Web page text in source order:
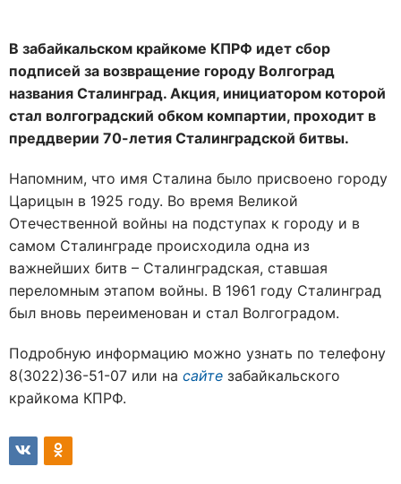
В забайкальском крайкоме КПРФ идет сбор
подписей за возвращение городу Волгоград
названия Сталинград. Акция, инициатором которой
стал волгоградский обком компартии, проходит в
преддверии 70-летия Сталинградской битвы.
Напомним, что имя Сталина было присвоено городу
Царицын в 1925 году. Во время Великой
Отечественной войны на подступах к городу и в
самом Сталинграде происходила одна из
важнейших битв – Сталинградская, ставшая
переломным этапом войны. В 1961 году Сталинград
был вновь переименован и стал Волгоградом.
Подробную информацию можно узнать по телефону
8(3022)36-51-07 или на сайте забайкальского
крайкома КПРФ.